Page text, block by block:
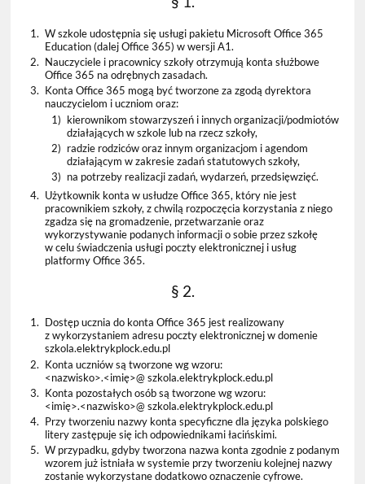
1. W szkole udostępnia się usługi pakietu Microsoft Office 365
Education (dalej Office 365) w wersji A1.
2. Nauczyciele i pracownicy szkoły otrzymują konta służbowe
Office 365 na odrębnych zasadach.
3. Konta Office 365 mogą być tworzone za zgodą dyrektora
nauczycielom i uczniom oraz:
1) kierownikom stowarzyszeń i innych organizacji/podmiotów
działających w szkole lub na rzecz szkoły,
2) radzie rodziców oraz innym organizacjom i agendom
działającym w zakresie zadań statutowych szkoły,
3) na potrzeby realizacji zadań, wydarzeń, przedsięwzięć.
4. Użytkownik konta w usłudze Office 365, który nie jest
pracownikiem szkoły, z chwilą rozpoczęcia korzystania z niego
zgadza się na gromadzenie, przetwarzanie oraz
wykorzystywanie podanych informacji o sobie przez szkołę
w celu świadczenia usługi poczty elektronicznej i usług
platformy Office 365.
§ 2.
1. Dostęp ucznia do konta Office 365 jest realizowany
z wykorzystaniem adresu poczty elektronicznej w domenie
szkola.elektrykplock.edu.pl
2. Konta uczniów są tworzone wg wzoru:
<nazwisko>.<imię>@ szkola.elektrykplock.edu.pl
3. Konta pozostałych osób są tworzone wg wzoru:
<imię>.<nazwisko>@ szkola.elektrykplock.edu.pl
4. Przy tworzeniu nazwy konta specyficzne dla języka polskiego
litery zastępuje się ich odpowiednikami łacińskimi.
5. W przypadku, gdyby tworzona nazwa konta zgodnie z podanym
wzorem już istniała w systemie przy tworzeniu kolejnej nazwy
zostanie wykorzystane dodatkowo oznaczenie cyfrowe.